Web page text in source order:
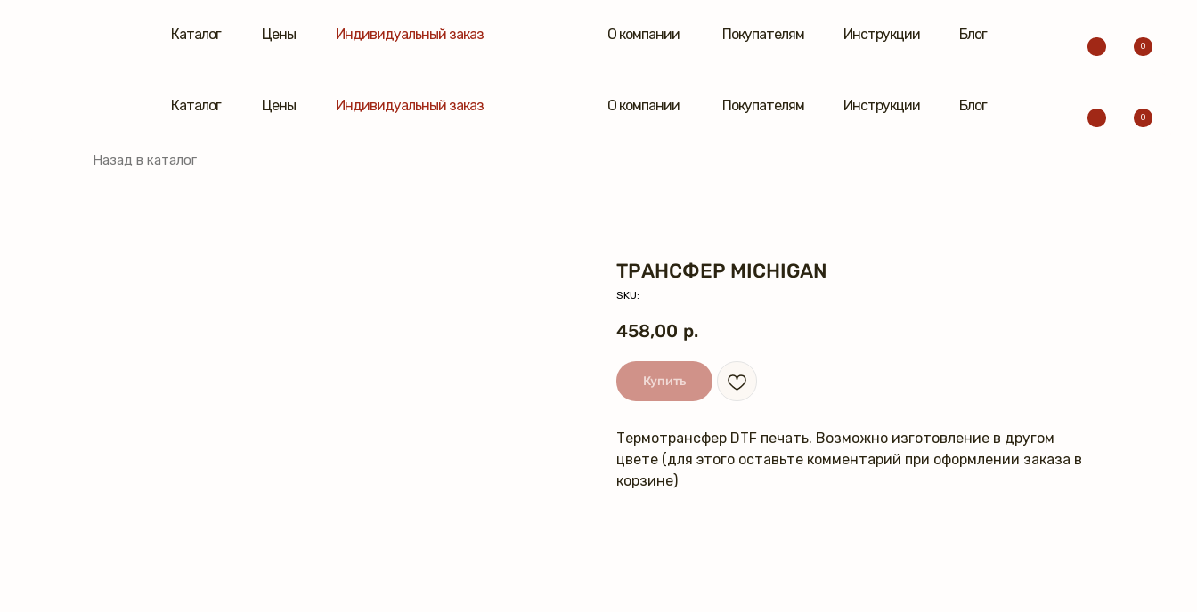
Каталог Индивидуальный заказ О компании Покупателям
0
Инструкции
Цены Блог
Каталог Индивидуальный заказ О компании Покупателям Инструкции
0
Блог
Цены
Назад в каталог
ТРАНСФЕР MICHIGAN
SKU:
458,00 р.
Купить
Термотрансфер DTF печать. Возможно изготовление в другом
цвете (для этого оставьте комментарий при оформлении заказа в
корзине)